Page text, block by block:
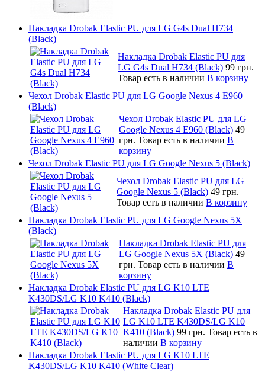
Накладка Drobak Elastic PU для LG G4s Dual H734
(Black)
Накладка Drobak Elastic PU для
LG G4s Dual H734 (Black) 99 грн.
Товар есть в наличии В корзину
Чехол Drobak Elastic PU для LG Google Nexus 4 E960
(Black)
Чехол Drobak Elastic PU для LG
Google Nexus 4 E960 (Black) 49
грн. Товар есть в наличии В
корзину
Чехол Drobak Elastic PU для LG Google Nexus 5 (Black)
Чехол Drobak Elastic PU для LG
Google Nexus 5 (Black) 49 грн.
Товар есть в наличии В корзину
Накладка Drobak Elastic PU для LG Google Nexus 5X
(Black)
Накладка Drobak Elastic PU для
LG Google Nexus 5X (Black) 49
грн. Товар есть в наличии В
корзину
Накладка Drobak Elastic PU для LG K10 LTE
K430DS/LG K10 K410 (Black)
Накладка Drobak Elastic PU для
LG K10 LTE K430DS/LG K10
K410 (Black) 99 грн. Товар есть в
наличии В корзину
Накладка Drobak Elastic PU для LG K10 LTE
K430DS/LG K10 K410 (White Clear)